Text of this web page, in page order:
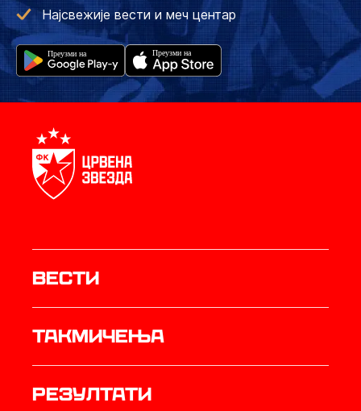
Најсвежије вести и меч центар
Вести
Такмичења
резултати